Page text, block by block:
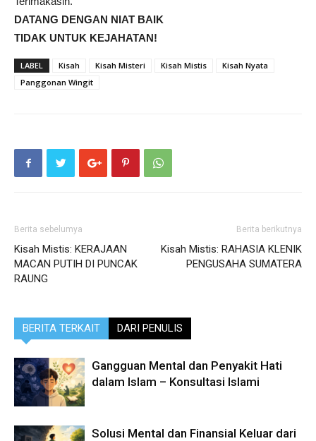
DATANG DENGAN NIAT BAIK
TIDAK UNTUK KEJAHATAN!
LABEL Kisah Kisah Misteri Kisah Mistis
Kisah Nyata
Panggonan Wingit
Berita sebelumya
Kisah Mistis: KERAJAAN
MACAN PUTIH DI PUNCAK
RAUNG
Berita berikutnya
Kisah Mistis: RAHASIA KLENIK
PENGUSAHA SUMATERA
BERITA TERKAIT DARI PENULIS
Gangguan Mental dan Penyakit Hati
dalam Islam – Konsultasi Islami
Solusi Mental dan Finansial Keluar dari